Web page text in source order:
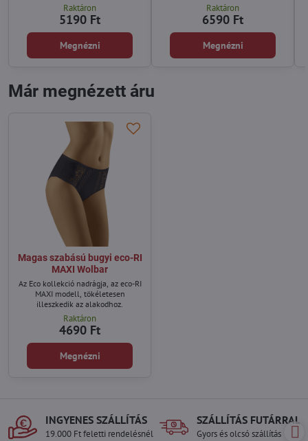
Raktáron
5190 Ft
Megnézni
Raktáron
6590 Ft
Megnézni
Már megnézett áru
Magas szabású bugyi eco-RI
MAXI Wolbar
Az Eco kollekció nadrágja, az eco-RI
MAXI modell, tökéletesen
illeszkedik az alakodhoz.
Raktáron
4690 Ft
Megnézni
INGYENES SZÁLLÍTÁS
19.000 Ft feletti rendelésnél
SZÁLLÍTÁS FUTÁRRAL
Gyors és olcsó szállítás